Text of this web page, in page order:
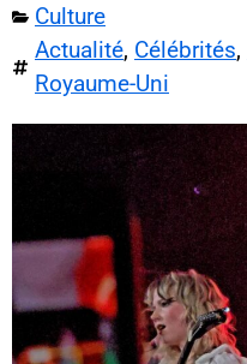
Culture
Actualité, Célébrités,
Royaume-Uni